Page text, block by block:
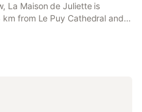
La Maison de Juliette is
km from Le Puy Cathedral and
Church. Both free WiFi and
villa free of charge.